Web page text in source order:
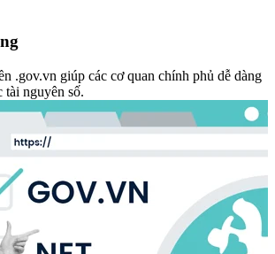
.gov.vn giúp các cơ quan chính phủ dễ dàng
tài nguyên số.